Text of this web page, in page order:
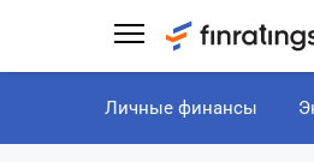
Личные финансы